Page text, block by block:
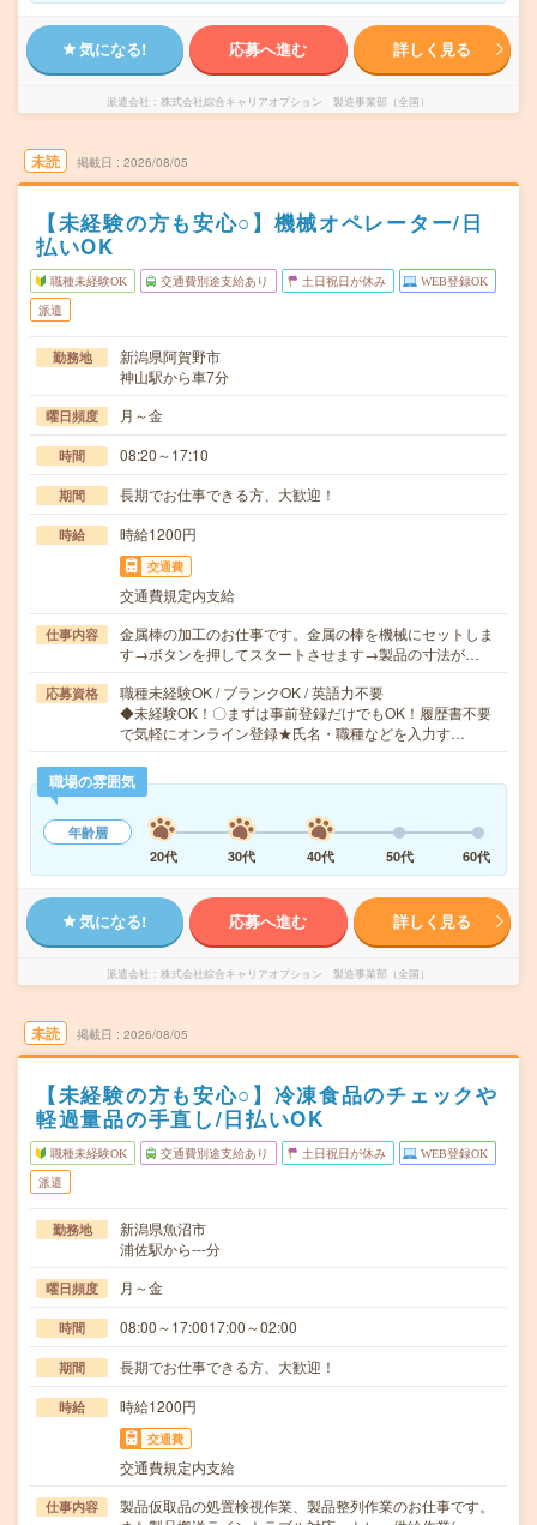
気になる! 応募へ進む 詳しく見る
派遣会社 株式会社綜合キャリアオプション 製造事業部（全国）
未読 掲載日 2026/08/05
【未経験の方も安心○】機械オペレーター/日
払いOK
職種未経験OK 交通費別途支給あり 土日祝日が休み WEB登録OK
派遣
勤務地
新潟県阿賀野市
神山駅から車7分
曜日頻度 月～金
時間 08:20～17:10
期間 長期でお仕事できる方、大歓迎！
時給 時給1200円
交通費
交通費規定内支給
仕事内容
金属棒の加工のお仕事です。金属の棒を機械にセットしま
す→ボタンを押してスタートさせます→製品の寸法が…
応募資格
職種未経験OK / ブランクOK / 英語力不要
◆未経験OK！〇まずは事前登録だけでもOK！履歴書不要
で気軽にオンライン登録★氏名・職種などを入力す…
職場の雰囲気
年齢層
20代
30代 40代 50代 60代
気になる! 応募へ進む 詳しく見る
派遣会社 株式会社綜合キャリアオプション 製造事業部（全国）
未読 掲載日 2026/08/05
【未経験の方も安心○】冷凍食品のチェックや
軽過量品の手直し/日払いOK
職種未経験OK 交通費別途支給あり 土日祝日が休み WEB登録OK
派遣
勤務地
新潟県魚沼市
浦佐駅から---分
曜日頻度 月～金
時間 08:00～17:0017:00～02:00
期間 長期でお仕事できる方、大歓迎！
時給 時給1200円
交通費
交通費規定内支給
仕事内容
製品仮取品の処置検視作業、製品整列作業のお仕事です。